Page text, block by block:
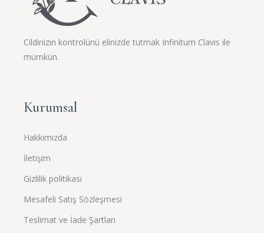
Cildinizin kontrolünü elinizde tutmak Infinitum Clavis ile
mümkün.
Kurumsal
Hakkımızda
İletişim
Gizlilik politikası
Mesafeli Satış Sözleşmesi
Teslimat ve İade Şartları